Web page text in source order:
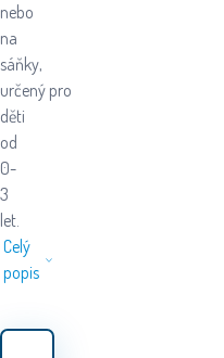
nebo
na
sáňky,
určený pro
děti
od
0-
3
let.
Celý
popis